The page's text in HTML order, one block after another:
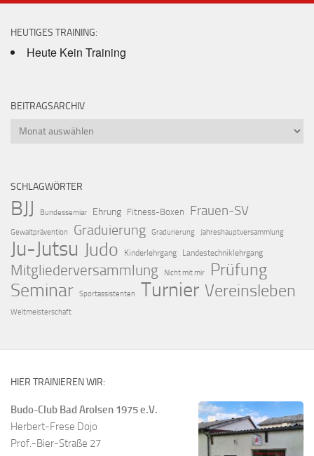
HEUTIGES TRAINING:
Heute Kein Training
BEITRAGSARCHIV
Beitragsarchiv
SCHLAGWÖRTER
BJJ Bundessemiar Ehrung Fitness-Boxen Frauen-SV
Gewaltprävention Graduierung Gradurierung Jahreshauptversammlung
Ju-Jutsu Judo Kinderlehrgang Landestechniklehrgang
Mitgliederversammlung Nicht mit mir Prüfung
Seminar Sportassistenten Turnier Vereinsleben
Weltmeisterschaft
HIER TRAINIEREN WIR:
Budo-Club Bad Arolsen 1975 e.V.
Herbert-Frese Dojo
Prof.-Bier-Straße 27